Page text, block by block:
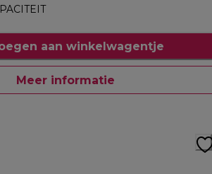
aan winkelwagentje
Meer informatie